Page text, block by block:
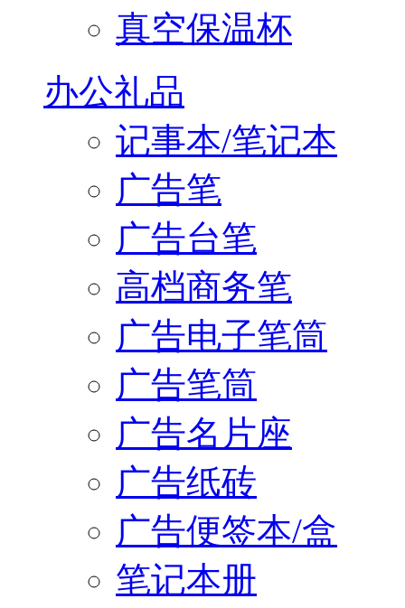
真空保温杯
办公礼品
记事本/笔记本
广告笔
广告台笔
高档商务笔
广告电子笔筒
广告笔筒
广告名片座
广告纸砖
广告便签本/盒
笔记本册